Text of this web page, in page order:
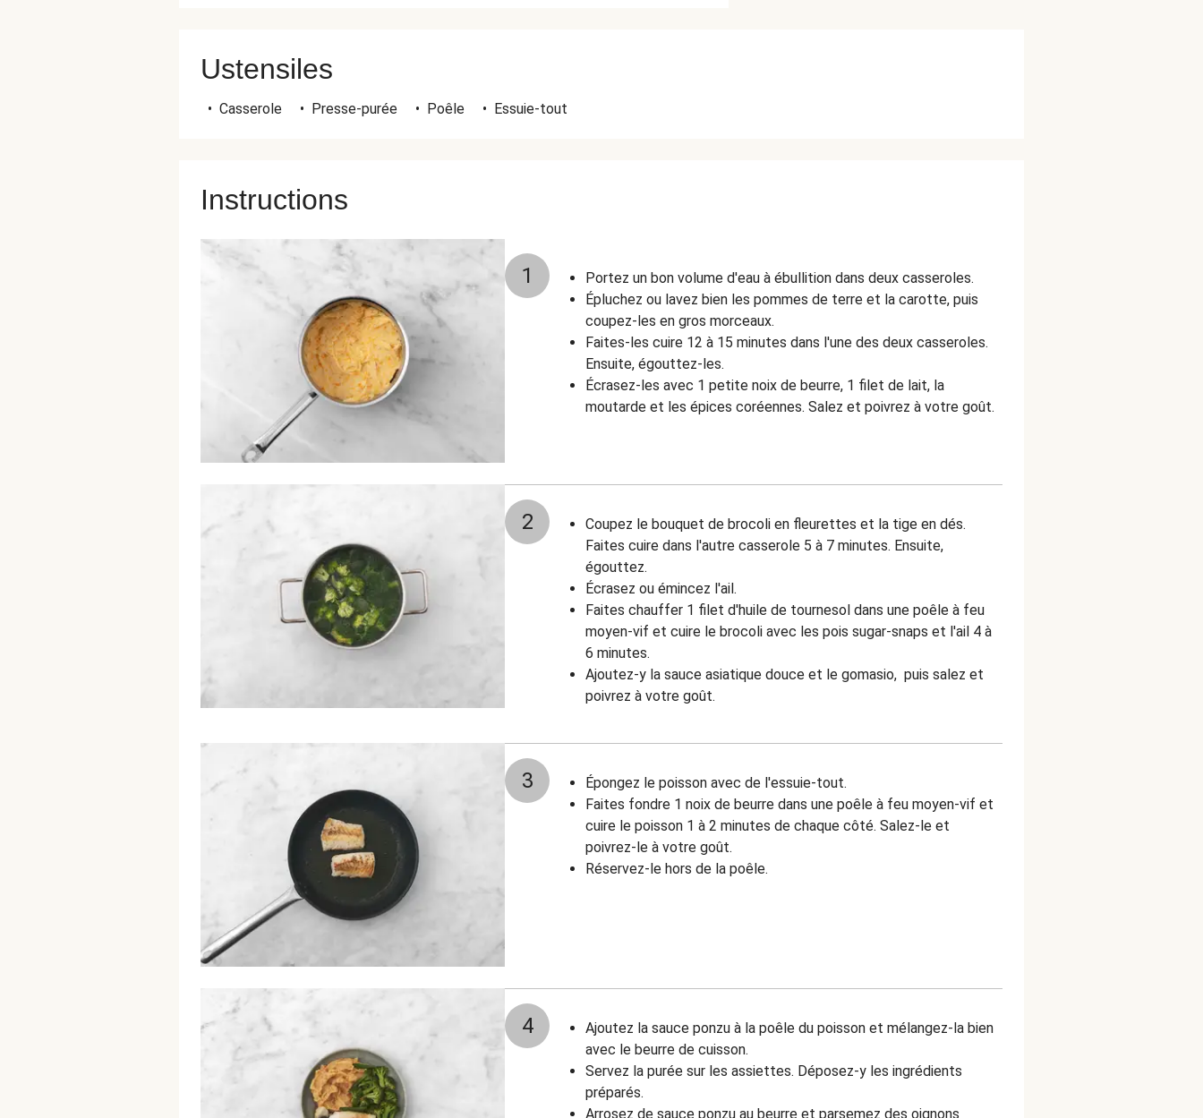
Ustensiles
• Casserole • Presse-purée • Poêle • Essuie-tout
Instructions
1
Portez un bon volume d'eau à ébullition dans deux casseroles.
Épluchez ou lavez bien les pommes de terre et la carotte, puis
coupez-les en gros morceaux.
Faites-les cuire 12 à 15 minutes dans l'une des deux casseroles.
Ensuite, égouttez-les.
Écrasez-les avec 1 petite noix de beurre, 1 filet de lait, la
moutarde et les épices coréennes. Salez et poivrez à votre goût.
2
Coupez le bouquet de brocoli en fleurettes et la tige en dés.
Faites cuire dans l'autre casserole 5 à 7 minutes. Ensuite,
égouttez.
Écrasez ou émincez l'ail.
Faites chauffer 1 filet d'huile de tournesol dans une poêle à feu
moyen-vif et cuire le brocoli avec les pois sugar-snaps et l'ail 4 à
6 minutes.
Ajoutez-y la sauce asiatique douce et le gomasio, puis salez et
poivrez à votre goût.
3
Épongez le poisson avec de l'essuie-tout.
Faites fondre 1 noix de beurre dans une poêle à feu moyen-vif et
cuire le poisson 1 à 2 minutes de chaque côté. Salez-le et
poivrez-le à votre goût.
Réservez-le hors de la poêle.
4
Ajoutez la sauce ponzu à la poêle du poisson et mélangez-la bien
avec le beurre de cuisson.
Servez la purée sur les assiettes. Déposez-y les ingrédients
préparés.
Arrosez de sauce ponzu au beurre et parsemez des oignons